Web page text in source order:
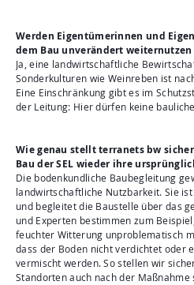
Werden Eigentümerinnen und
dem Bau unverändert weiternutzen
Ja, eine landwirtschaftliche
Sonderkulturen wie Weinreben ist
Eine Einschränkung gibt es im
der Leitung: Hier dürfen keine
Wie genau stellt terranets bw
Bau der SEL wieder ihre
Die bodenkundliche Baubegleitung
landwirtschaftliche Nutzbarkeit. Sie
und begleitet die Baustelle über das
und Experten bestimmen zum
feuchter Witterung unproblematisch
dass der Boden nicht verdichtet oder
vermischt werden. So stellen wir
Standorten auch nach der